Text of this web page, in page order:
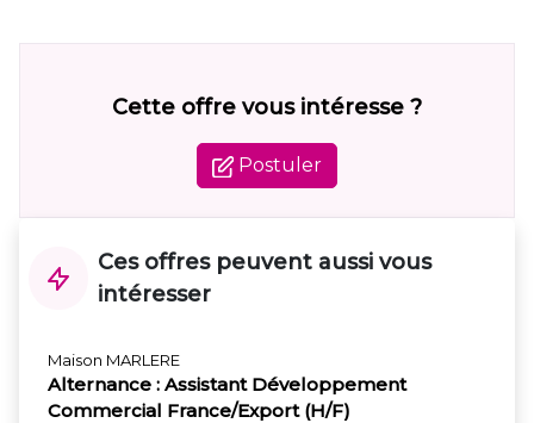
Cette offre vous intéresse ?
Postuler
Ces offres peuvent aussi vous
intéresser
Maison MARLERE
Alternance : Assistant Développement
Commercial France/Export (H/F)